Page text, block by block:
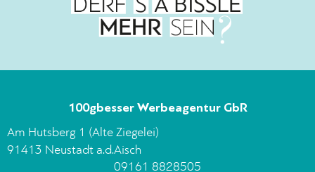
100gbesser Werbeagentur GbR
Am Hutsberg 1 (Alte Ziegelei)
91413 Neustadt a.d.Aisch
09161 8828505